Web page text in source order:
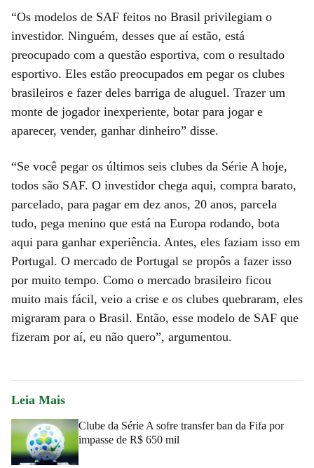
“Os modelos de SAF feitos no Brasil privilegiam o
investidor. Ninguém, desses que aí estão, está
preocupado com a questão esportiva, com o resultado
esportivo. Eles estão preocupados em pegar os clubes
brasileiros e fazer deles barriga de aluguel. Trazer um
monte de jogador inexperiente, botar para jogar e
aparecer, vender, ganhar dinheiro” disse.
“Se você pegar os últimos seis clubes da Série A hoje,
todos são SAF. O investidor chega aqui, compra barato,
parcelado, para pagar em dez anos, 20 anos, parcela
tudo, pega menino que está na Europa rodando, bota
aqui para ganhar experiência. Antes, eles faziam isso em
Portugal. O mercado de Portugal se propôs a fazer isso
por muito tempo. Como o mercado brasileiro ficou
muito mais fácil, veio a crise e os clubes quebraram, eles
migraram para o Brasil. Então, esse modelo de SAF que
fizeram por aí, eu não quero”, argumentou.
Leia Mais
Clube da Série A sofre transfer ban da Fifa por
impasse de R$ 650 mil